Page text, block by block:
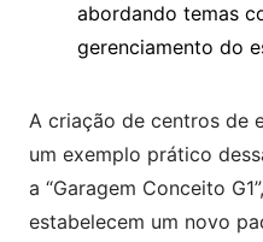
abordando temas
gerenciamento do
A criação de centros de
um exemplo prático
a “Garagem Conceito
estabelecem um novo